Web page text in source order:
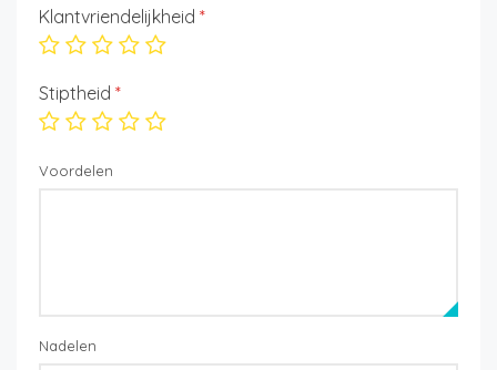
Klantvriendelijkheid *
Stiptheid *
Voordelen
Nadelen